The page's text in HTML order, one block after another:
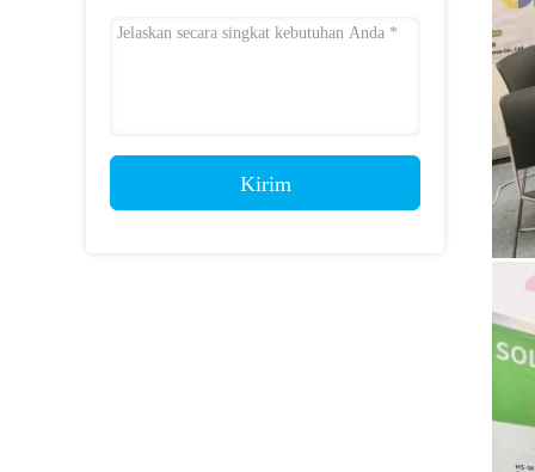
Kirim